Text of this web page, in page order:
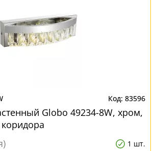
83596
Globo 49234-8W, хром,
коридора
1 шт.